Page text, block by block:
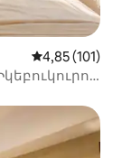
Միջին
4,85 (101)